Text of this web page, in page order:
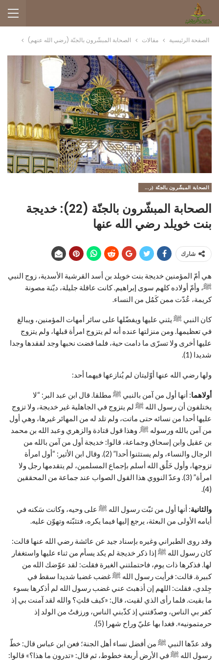
الصفحة الرئيسية مقالات الصحابة المبشّرون بالجنّة (رضي الله عنهم)
الصحابة المبشّرون بالجنّة (رضي الله عنهم)
الصحابة المبشّرون بالجنّة (22): خديجة
بنت خويلد رضي الله عنها
شارك
هي أمّ المؤمنين خديجة بنت خويلد بن أسد القرشية الأسدية، زوج النبي
ﷺ، وأمّ أولاده كلهم سوى إبراهيم. كانت عاقلة جليلة، ديّنة مصونة
كريمة، عُدّت ممن كَمُل من النساء.
كان النبي ﷺ يثني عليها ويفضّلها على سائر أمهات المؤمنين، ويبالغ
في تعظيمها. ومن منزلتها عنده أنه لم يتزوج امرأة قبلها، ولم يتزوج
عليها أخرى ولا تسرّى ما دامت حية، فلما قضت نحبها وجد لفقدها وجدا
شديدا (1).
ولها رضي الله عنها أوّليتان لم يُنازعها فيهما أحد:
أولاهما: أنها أول من آمن بالنبي ﷺ مطلقا. قال ابن عبد البر: “لا
يختلفون أن رسول الله ﷺ لم يتزوج في الجاهلية غير خديجة، ولا تزوج
عليها أحدا من نسائه حتى ماتت، ولم تلد له من المهائر غيرها، وهي أول
من آمن بالله ورسوله ﷺ. وهذا قول قتادة والزهري وعبد الله بن محمد
بن عقيل وابن إسحاق وجماعة، قالوا: خديجة أول من آمن بالله من
الرجال والنساء، ولم يستثنوا أحدا” (2). وقال ابن الأثير: “أول امرأة
تزوجها، وأول خَلْق الله أسلم بإجماع المسلمين، لم يتقدمها رجل ولا
امرأة” (3). وعدّ النووي هذا القول الصواب عند جماعة من المحققين
(4).
والثانية: أنها أول من ثبّت رسول الله ﷺ على وحيه، وكانت سَكنه في
أيامه الأولى من البعثة، يرجع إليها فيما يكره، فتثبّته وتهوّن عليه.
وقد روى الطبراني وغيره بإسناد جيد عن عائشة رضي الله عنها قالت:
كان رسول الله ﷺ إذا ذكر خديجة لم يكد يسأم من ثناء عليها واستغفار
لها. فذكرها ذات يوم، فاحتملتني الغيرة فقلت: لقد عوّضك الله من
كبيرة. قالت: فرأيت رسول الله ﷺ غضب غضبا شديدا سقط في
جِلدي، فقلت: اللهم إن أذهبتَ عني غضب رسول الله لم أذكرها بسوء
ما بقيت. فلما رأى الذي لقيت، قال: «كيف قلتِ؟ والله لقد آمنت بي إذ
كفر بي الناس، وصدّقتني إذ كذّبني الناس، ورزقتُ من الولد إذ
حرمتمونيه». فغدا بها عليّ وراح شهرا (5).
وقد عدّها النبي ﷺ من أفضل نساء أهل الجنة؛ فعن ابن عباس قال: خطّ
رسول الله ﷺ في الأرض أربعة خطوط، ثم قال: «تدرون ما هذا؟» قالوا: